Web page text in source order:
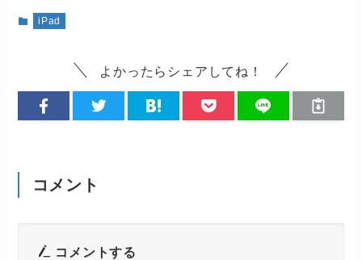
iPad
よかったらシェアしてね！
コメント
コメントする